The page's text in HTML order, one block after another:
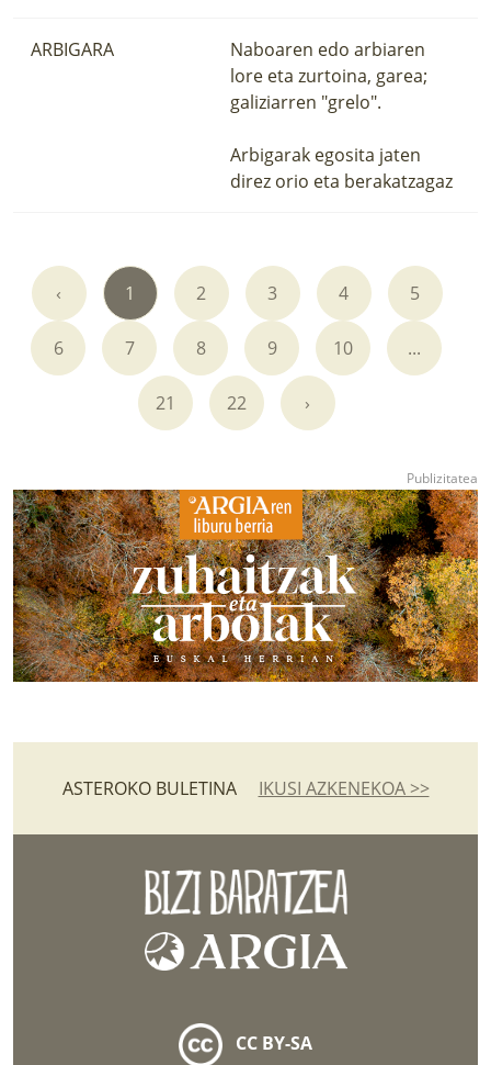
ARBIGARA
Naboaren edo arbiaren
lore eta zurtoina, garea;
galiziarren "grelo".
Arbigarak egosita jaten
direz orio eta berakatzagaz
‹ 1 2 3 4 5
6 7 8 9 10 ...
21 22 ›
ASTEROKO BULETINA IKUSI AZKENEKOA >>
CC BY-SA